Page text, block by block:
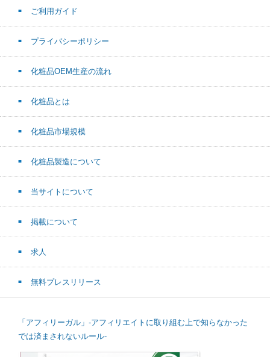
ご利用ガイド
プライバシーポリシー
化粧品OEM生産の流れ
化粧品とは
化粧品市場規模
化粧品製造について
当サイトについて
掲載について
求人
無料プレスリリース
「アフィリーガル」-アフィリエイトに取り組む上で知らなかった
では済まされないルール-